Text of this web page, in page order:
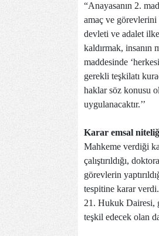
“Anayasanın 2.
amaç ve
devleti ve adalet
kaldırmak, insanın
maddesinde
gerekli teşkilatı
haklar söz konusu
uygulanacaktır.’’
Karar emsal
Mahkeme verdiği
çalıştırıldığı,
görevlerin
tespitine karar
21. Hukuk Dairesi,
teşkil edecek olan